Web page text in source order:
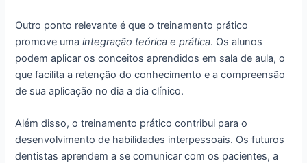
Outro ponto relevante é que o treinamento prático
promove umaintegração teórica e prática. Os alunos
podem aplicar os conceitos aprendidos em sala de aula, o
que facilita a retenção do conhecimento e a compreensão
de sua aplicação no dia a dia clínico.
Além disso, o treinamento prático contribui para o
desenvolvimento de habilidades interpessoais. Os futuros
dentistas aprendem a se comunicar com os pacientes, a